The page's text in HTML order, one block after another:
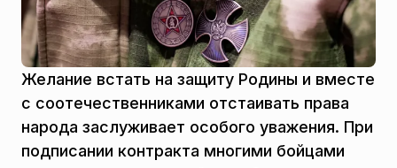
Желание встать на защиту Родины и вместе
с соотечественниками отстаивать права
народа заслуживает особого уважения. При
подписании контракта многими бойцами